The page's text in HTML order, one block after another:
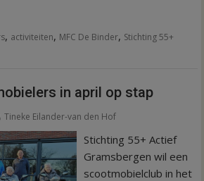
, activiteiten, MFC De Binder, Stichting 55+
in april op stap
Tineke Eilander-van den Hof
Stichting 55+ Actief
Gramsbergen wil een
scootmobielclub in het